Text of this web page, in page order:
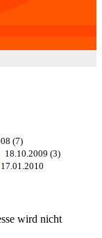
(7)
18.10.2009 (3)
17.01.2010
wird nicht